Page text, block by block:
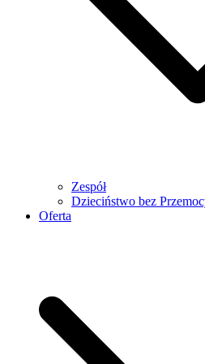
Zespół
Dzieciństwo bez
Oferta